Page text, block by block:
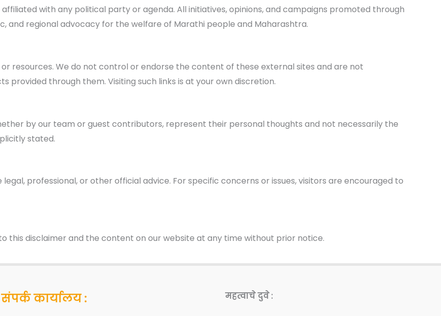
affiliated with any political party or agenda. All initiatives, opinions, and campaigns promoted through
and regional advocacy for the welfare of Marathi people and Maharashtra.
resources. We do not control or endorse the content of these external sites and are not
provided through them. Visiting such links is at your own discretion.
by our team or guest contributors, represent their personal thoughts and not necessarily the
stated.
professional, or other official advice. For specific concerns or issues, visitors are encouraged to
this disclaimer and the content on our website at any time without prior notice.
संपर्क कार्यालय : महत्वाचे दुवे :